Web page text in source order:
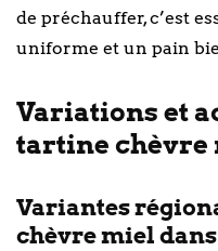
de préchauffer, c’est
uniforme et un pain
Variations et
tartine chèvre
Variantes
chèvre miel